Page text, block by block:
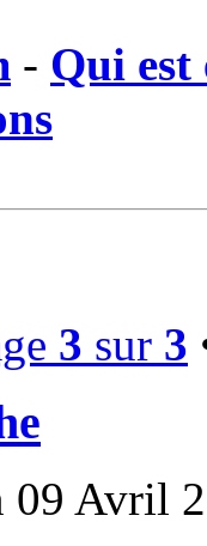
- Qui est
3 sur 3
09 Avril